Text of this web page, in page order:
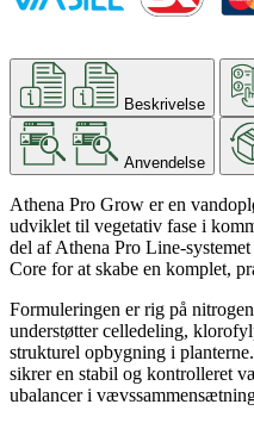
Beskrivelse
Anvendelse
Athena Pro Grow er en
udviklet til vegetativ fase i
del af Athena Pro Line-
Core for at skabe en komplet,
Formuleringen er rig på
understøtter celledeling,
strukturel opbygning i
sikrer en stabil og kontrolleret
ubalancer i